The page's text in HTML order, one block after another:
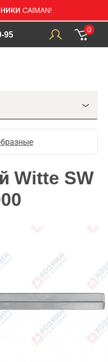
CAIMAN!
95
0
Witte SW